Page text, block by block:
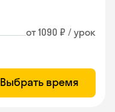
от 1090 ₽ / урок
Выбрать время